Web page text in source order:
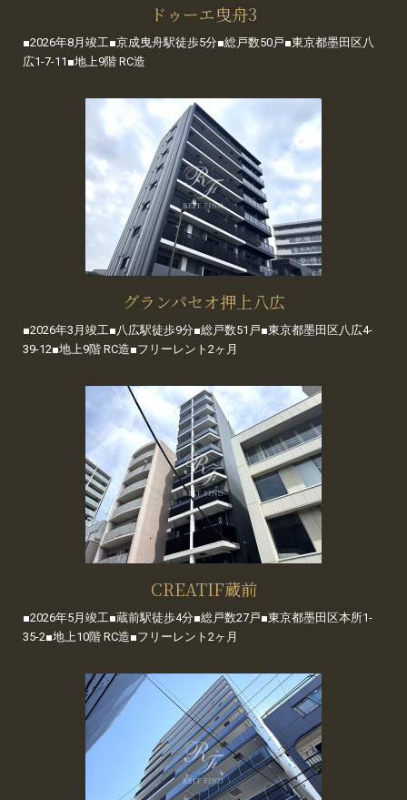
ドゥーエ曳舟3
■2026年8月竣工■京成曳舟駅徒歩5分■総戸数50戸■東京都墨田区八
広1-7-11■地上9階 RC造
グランパセオ押上八広
■2026年3月竣工■八広駅徒歩9分■総戸数51戸■東京都墨田区八広4-
39-12■地上9階 RC造■フリーレント2ヶ月
CREATIF蔵前
■2026年5月竣工■蔵前駅徒歩4分■総戸数27戸■東京都墨田区本所1-
35-2■地上10階 RC造■フリーレント2ヶ月